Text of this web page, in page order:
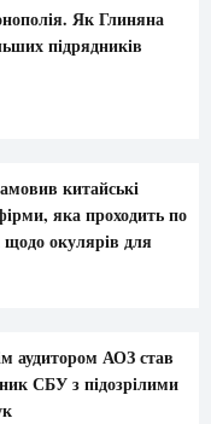
Як Глиняна
підрядників
китайські
яка проходить по
щодо окулярів для
аудитором АОЗ став
СБУ з підозрілими